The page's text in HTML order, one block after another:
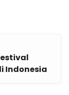
Indonesia